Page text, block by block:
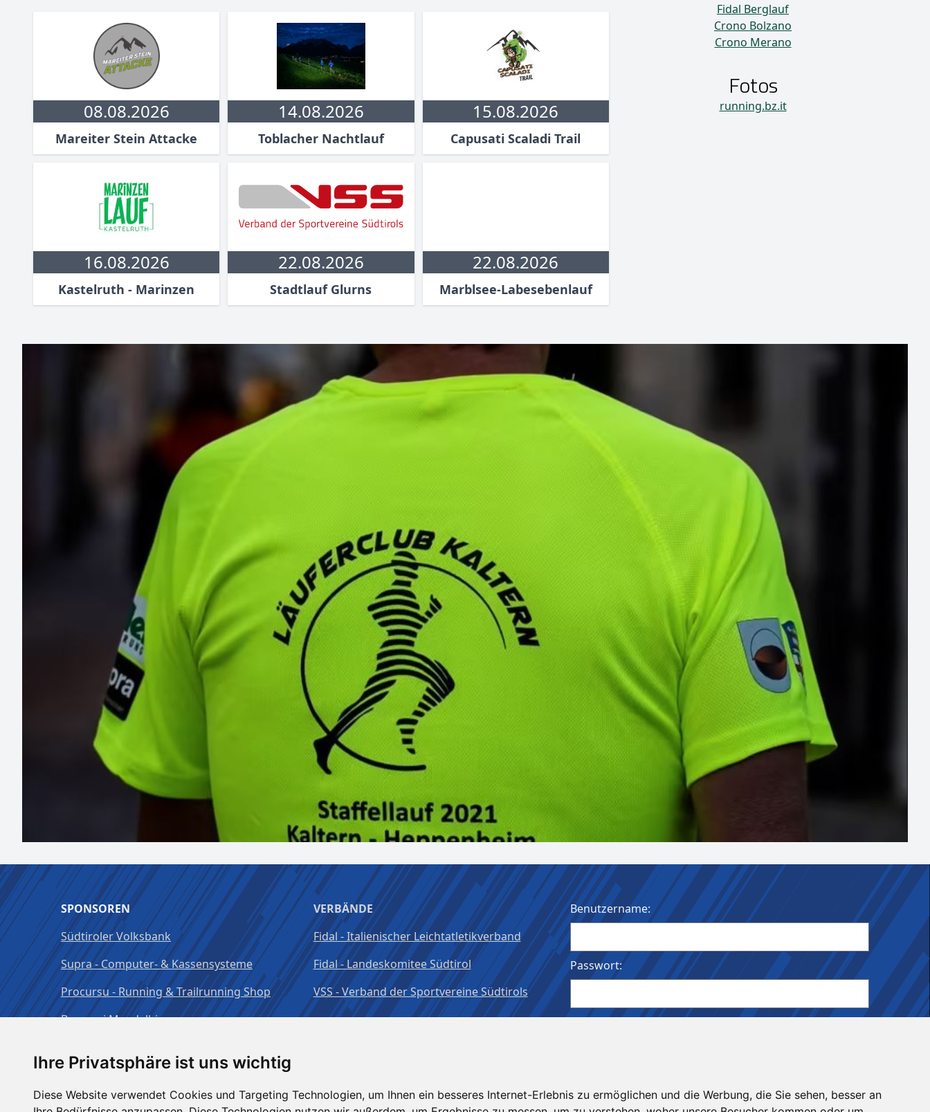
Ihre Privatsphäre ist uns wichtig
Diese Website verwendet Cookies und Targeting Technologien, um Ihnen ein besseres Internet-Erlebnis zu ermöglichen und die Werbung, die Sie sehen, besser an
08.08.2026
Mareiter Stein Attacke
14.08.2026
Toblacher Nachtlauf
15.08.2026
Capusati Scaladi Trail
16.08.2026
Kastelruth - Marinzen
22.08.2026
Stadtlauf Glurns
22.08.2026
Marblsee-Labesebenlauf
Fidal Berglauf
Crono Bolzano
Crono Merano
Fotos
running.bz.it
SPONSOREN
Südtiroler Volksbank
Supra - Computer- & Kassensysteme
Procursu - Running & Trailrunning Shop
Brauerei Mendelbier
VERBÄNDE
Fidal - Italienischer Leichtatletikverband
Fidal - Landeskomitee Südtirol
VSS - Verband der Sportvereine Südtirols
Benutzername:
Passwort:
Angemeldet bleiben